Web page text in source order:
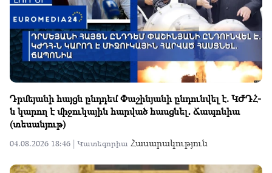
Դրմեյանի հայցն ընդդեմ Փաշինյանի ընդունվել է. ԿԺԴՀ-
ն կարող է միջուկային հարված հասցնել․ Ճապոնիա
(տեսանյութ)
04.08.2026 18:46 | Կատեգորիա Հասարակություն